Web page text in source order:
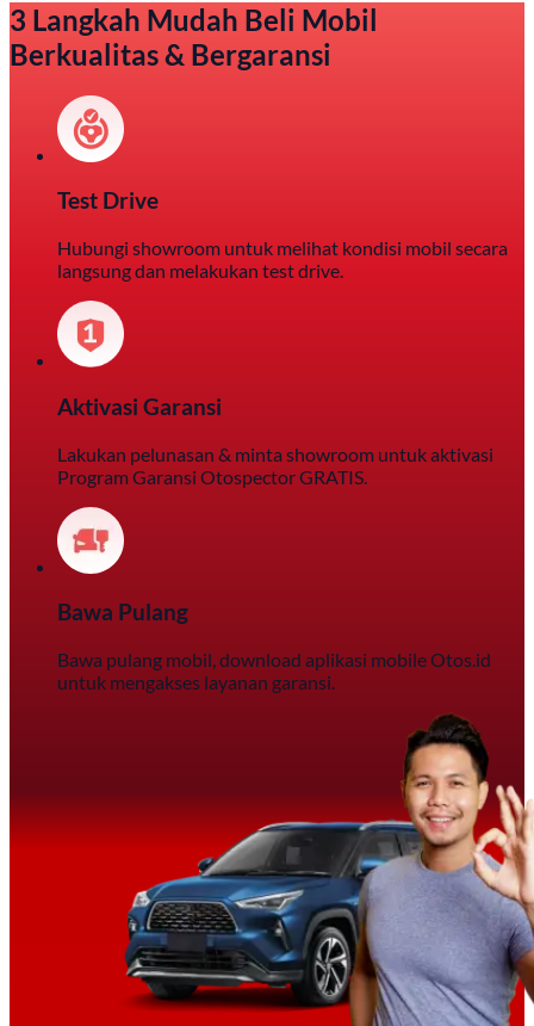
3 Langkah Mudah Beli Mobil
Berkualitas & Bergaransi
Test Drive
Hubungi showroom untuk melihat kondisi mobil secara
langsung dan melakukan test drive.
Aktivasi Garansi
Lakukan pelunasan & minta showroom untuk aktivasi
Program Garansi Otospector GRATIS.
Bawa Pulang
Bawa pulang mobil, download aplikasi mobile Otos.id
untuk mengakses layanan garansi.